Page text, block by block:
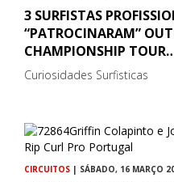
3 SURFISTAS
“PATROCINARAM”
CHAMPIONSHIP
Curiosidades Surfisticas
CIRCUITOS | SÁBADO, 16 MARÇO